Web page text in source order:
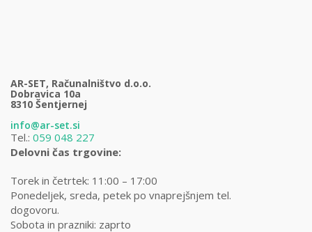
AR-SET, Računalništvo d.o.o.
Dobravica 10a
8310 Šentjernej
info@ar-set.si
Tel.: 059 048 227
Delovni čas trgovine:
Torek in četrtek: 11:00 – 17:00
Ponedeljek, sreda, petek po vnaprejšnjem tel.
dogovoru.
Sobota in prazniki: zaprto